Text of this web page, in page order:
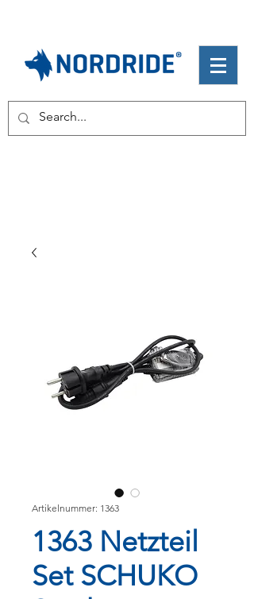
Artikelnummer: 1363
1363 Netzteil
Set SCHUKO